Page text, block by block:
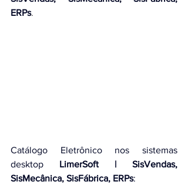
ERPs.
Catálogo Eletrônico nos sistemas
desktop LimerSoft | SisVendas,
SisMecânica, SisFábrica, ERPs: